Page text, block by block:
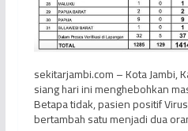
sekitarjambi.com – Kota Jambi,
siang hari ini menghebohkan
Betapa tidak, pasien positif
bertambah satu menjadi dua